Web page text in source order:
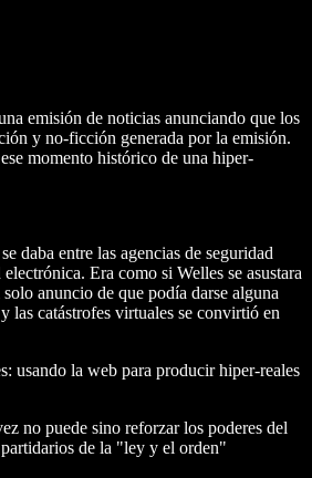
emisión de noticias anunciando que los
y no-ficción generada por la emisión.
momento histórico de una hiper-
daba entre las agencias de seguridad
Era como si Welles se asustara
anuncio de que podía darse alguna
las catástrofes virtuales se convirtió en
usando la web para producir hiper-reales
no puede sino reforzar los poderes del
de la "ley y el orden"